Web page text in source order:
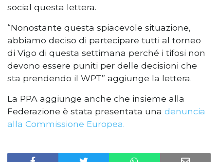
social questa lettera.
“Nonostante questa spiacevole situazione,
abbiamo deciso di partecipare tutti al torneo
di Vigo di questa settimana perché i tifosi non
devono essere puniti per delle decisioni che
sta prendendo il WPT” aggiunge la lettera.
La PPA aggiunge anche che insieme alla
Federazione è stata presentata una denuncia
alla Commissione Europea.